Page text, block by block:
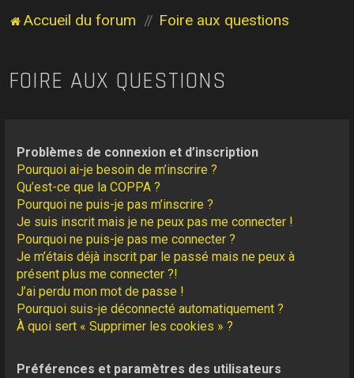
Accueil du forum Foire aux questions
FOIRE AUX QUESTIONS
Problèmes de connexion et d’inscription
Pourquoi ai-je besoin de m’inscrire ?
Qu’est-ce que la COPPA ?
Pourquoi ne puis-je pas m’inscrire ?
Je suis inscrit mais je ne peux pas me connecter !
Pourquoi ne puis-je pas me connecter ?
Je m’étais déjà inscrit par le passé mais ne peux à
présent plus me connecter ?!
J’ai perdu mon mot de passe !
Pourquoi suis-je déconnecté automatiquement ?
À quoi sert « Supprimer les cookies » ?
Préférences et paramètres des utilisateurs